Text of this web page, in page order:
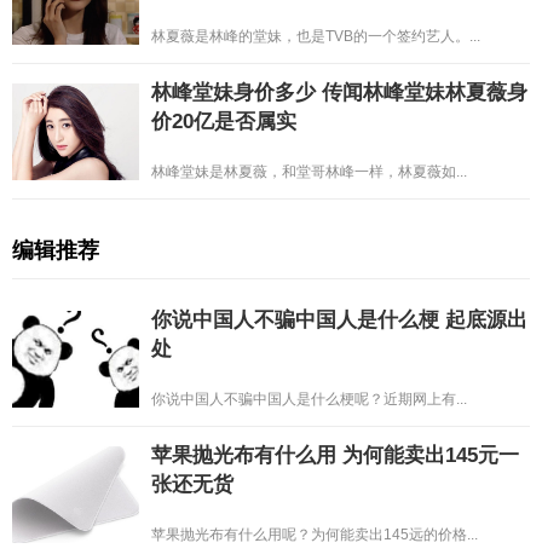
林夏薇是林峰的堂妹，也是TVB的一个签约艺人。...
林峰堂妹身价多少 传闻林峰堂妹林夏薇身
价20亿是否属实
林峰堂妹是林夏薇，和堂哥林峰一样，林夏薇如...
编辑推荐
你说中国人不骗中国人是什么梗 起底源出
处
你说中国人不骗中国人是什么梗呢？近期网上有...
苹果抛光布有什么用 为何能卖出145元一
张还无货
苹果抛光布有什么用呢？为何能卖出145远的价格...